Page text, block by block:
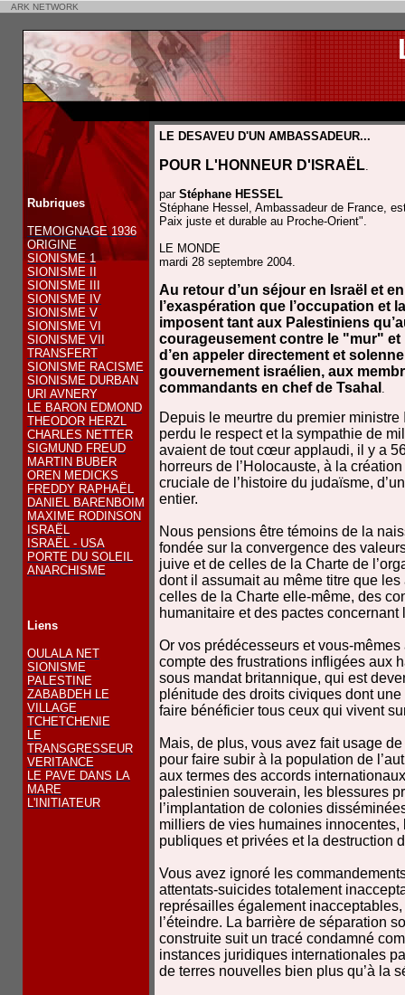
ARK NETWORK
Rubriques
TEMOIGNAGE 1936
ORIGINE
SIONISME 1
SIONISME II
SIONISME III
SIONISME IV
SIONISME V
SIONISME VI
SIONISME VII
TRANSFERT
SIONISME RACISME
SIONISME DURBAN
URI AVNERY
LE BARON EDMOND
THEODOR HERZL
CHARLES NETTER
SIGMUND FREUD
MARTIN BUBER
OREN MEDICKS
FREDDY RAPHAËL
DANIEL BARENBOIM
MAXIME RODINSON
ISRAËL
ISRAËL - USA
PORTE DU SOLEIL
ANARCHISME
Liens
OULALA NET
SIONISME
PALESTINE
ZABABDEH LE
VILLAGE
TCHETCHENIE
LE
TRANSGRESSEUR
VERITANCE
LE PAVE DANS LA
MARE
L'INITIATEUR
LE DESAVEU D'UN AMBASSADEUR...
POUR L'HONNEUR D'ISRAËL.
par Stéphane HESSEL
Stéphane Hessel, Ambassadeur de France,
Paix juste et durable au Proche-Orient".
LE MONDE
mardi 28 septembre 2004.
Au retour d’un séjour en Israël et
l’exaspération que l’occupation et
imposent tant aux Palestiniens
courageusement contre le "mur" et
d’en appeler directement et
gouvernement israélien, aux
commandants en chef de Tsahal .
Depuis le meurtre du premier
perdu le respect et la sympathie de
avaient de tout cœur applaudi, il y a
horreurs de l’Holocauste, à la
cruciale de l’histoire du judaïsme,
entier.
Nous pensions être témoins de la
fondée sur la convergence des
juive et de celles de la Charte de
dont il assumait au même titre que
celles de la Charte elle-même, des
humanitaire et des pactes
Or vos prédécesseurs et vous-
compte des frustrations infligées aux
sous mandat britannique, qui est
plénitude des droits civiques dont
faire bénéficier tous ceux qui vivent
Mais, de plus, vous avez fait usage
pour faire subir à la population de
aux termes des accords
palestinien souverain, les blessures
l’implantation de colonies
milliers de vies humaines
publiques et privées et la
Vous avez ignoré les
attentats-suicides totalement
représailles également
l’éteindre. La barrière de séparation
construite suit un tracé condamné
instances juridiques internationales
de terres nouvelles bien plus qu’à la